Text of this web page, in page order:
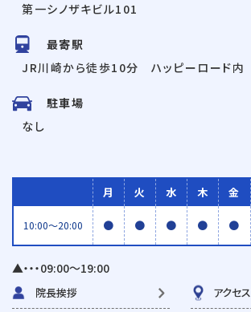
第一シノザキビル101
最寄駅
JR川崎から徒歩10分 ハッピーロード内
駐車場
なし
月 火 水 木 金
10:00〜20:00 ● ● ● ● ●
▲・・・09:00〜19:00
院長挨拶 アクセス